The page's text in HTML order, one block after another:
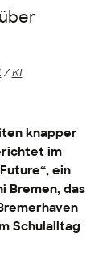
/KI
knapper
im
ein
Bremen, das
Schulalltag